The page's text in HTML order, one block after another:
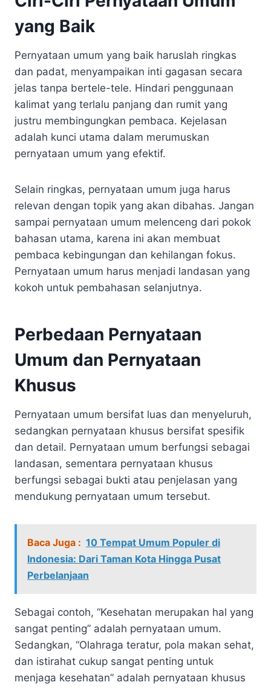
yang Baik
Pernyataan umum yang baik haruslah ringkas
dan padat, menyampaikan inti gagasan secara
jelas tanpa bertele-tele. Hindari penggunaan
kalimat yang terlalu panjang dan rumit yang
justru membingungkan pembaca. Kejelasan
adalah kunci utama dalam merumuskan
pernyataan umum yang efektif.
Selain ringkas, pernyataan umum juga harus
relevan dengan topik yang akan dibahas. Jangan
sampai pernyataan umum melenceng dari pokok
bahasan utama, karena ini akan membuat
pembaca kebingungan dan kehilangan fokus.
Pernyataan umum harus menjadi landasan yang
kokoh untuk pembahasan selanjutnya.
Perbedaan Pernyataan
Umum dan Pernyataan
Khusus
Pernyataan umum bersifat luas dan menyeluruh,
sedangkan pernyataan khusus bersifat spesifik
dan detail. Pernyataan umum berfungsi sebagai
landasan, sementara pernyataan khusus
berfungsi sebagai bukti atau penjelasan yang
mendukung pernyataan umum tersebut.
Baca Juga : 10 Tempat Umum Populer di
Indonesia: Dari Taman Kota Hingga Pusat
Perbelanjaan
Sebagai contoh, “Kesehatan merupakan hal yang
sangat penting” adalah pernyataan umum.
Sedangkan, “Olahraga teratur, pola makan sehat,
dan istirahat cukup sangat penting untuk
menjaga kesehatan” adalah pernyataan khusus